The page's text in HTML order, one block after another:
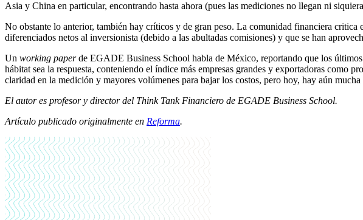
Asia y China en particular, encontrando hasta ahora (pues las mediciones no llegan ni
No obstante lo anterior, también hay críticos y de gran peso. La comunidad financiera critica
diferenciados netos al inversionista (debido a las abultadas comisiones) y que se han
Un working paperde EGADE Business School habla de México, reportando que los
hábitat sea la respuesta, conteniendo el índice más empresas grandes y exportadoras como
claridad en la medición y mayores volúmenes para bajar los costos, pero hoy, hay aún
El autor es profesor y director del Think Tank Financiero de EGADE Business School.
Artículo publicado originalmente en Reforma.